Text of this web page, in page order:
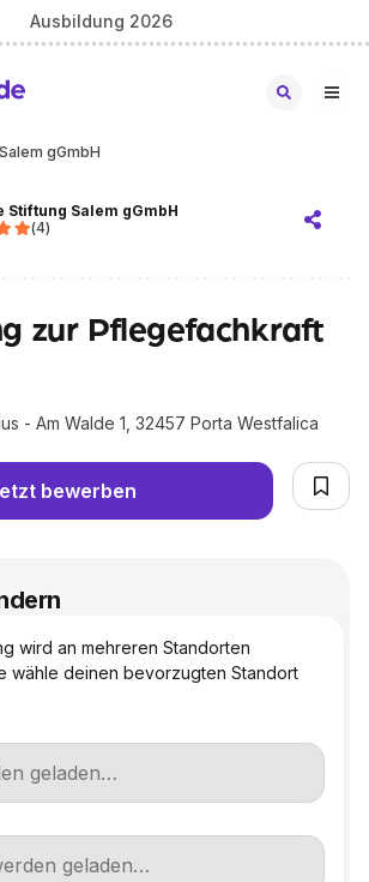
Ausbildung 2026
gGmbH
Stiftung Salem gGmbH
(4)
zur Pflegefachkraft
- Am Walde 1, 32457 Porta Westfalica
bewerben
wird an mehreren Standorten
wähle deinen bevorzugten Standort